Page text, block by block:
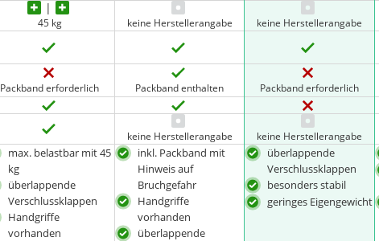
45 kg keine Herstellerangabe keine Herstellerangabe
Packband erforderlich Packband enthalten Packband erforderlich
keine Herstellerangabe keine Herstellerangabe
max. belastbar mit 45
kg
überlappende
Verschlussklappen
Handgriffe
vorhanden
inkl. Packband mit
Hinweis auf
Bruchgefahr
Handgriffe
vorhanden
überlappende
überlappende
Verschlussklappen
besonders stabil
geringes Eigengewicht